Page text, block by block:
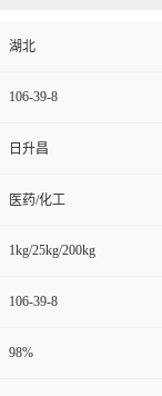
湖北
106-39-8
日升昌
医药/化工
1kg/25kg/200kg
106-39-8
98%